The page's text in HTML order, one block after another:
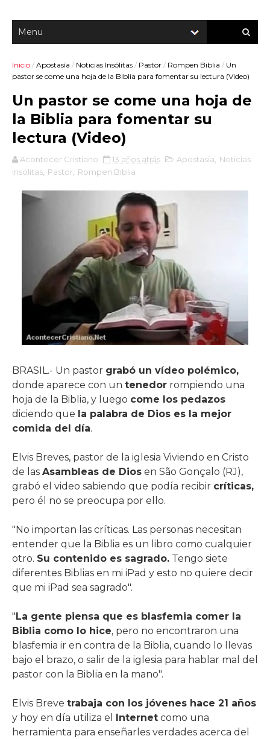
Inicio / Apostasía / Noticias Insólitas / Pastor / Rompen Biblia / Un
pastor se come una hoja de la Biblia para fomentar su lectura (Video)
Un pastor se come una hoja de
la Biblia para fomentar su
lectura (Video)
Acontecer Cristiano 13 años atrás Apostasía
Noticias
Insólitas Pastor Rompen Biblia
BRASIL.- Un pastor grabó un vídeo polémico,
donde aparece con un tenedor rompiendo una
hoja de la Biblia, y luego come los pedazos
diciendo que la palabra de Dios es la mejor
comida del día.
Elvis Breves, pastor de la iglesia Viviendo en Cristo
de las Asambleas de Dios en São Gonçalo (RJ),
grabó el video sabiendo que podía recibir críticas,
pero él no se preocupa por ello.
"No importan las críticas. Las personas necesitan
entender que la Biblia es un libro como cualquier
otro. Su contenido es sagrado. Tengo siete
diferentes Biblias en mi iPad y esto no quiere decir
que mi iPad sea sagrado".
"La gente piensa que es blasfemia comer la
Biblia como lo hice, pero no encontraron una
blasfemia ir en contra de la Biblia, cuando lo llevas
bajo el brazo, o salir de la iglesia para hablar mal del
pastor con la Biblia en la mano".
Elvis Breve trabaja con los jóvenes hace 21 años
y hoy en día utiliza el Internet como una
herramienta para enseñarles verdades acerca del